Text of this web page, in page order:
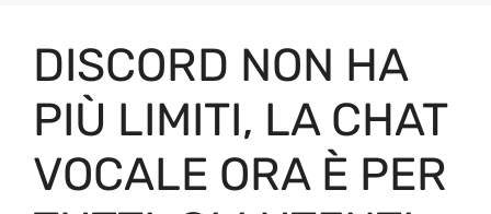
DISCORD NON HA
PIÙ LIMITI, LA CHAT
VOCALE ORA È PER